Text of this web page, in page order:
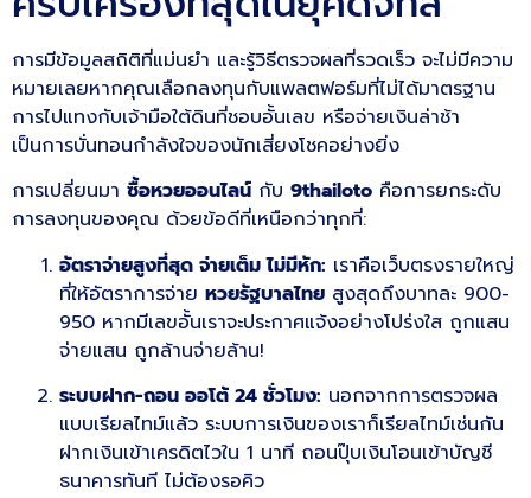
การมีข้อมูลสถิติที่แม่นยำ และรู้วิธีตรวจผลที่รวดเร็ว จะไม่มีความ
หมายเลยหากคุณเลือกลงทุนกับแพลตฟอร์มที่ไม่ได้มาตรฐาน
การไปแทงกับเจ้ามือใต้ดินที่ชอบอั้นเลข หรือจ่ายเงินล่าช้า
เป็นการบั่นทอนกำลังใจของนักเสี่ยงโชคอย่างยิ่ง
การเปลี่ยนมา ซื้อหวยออนไลน์ กับ 9thailoto คือการยกระดับ
การลงทุนของคุณ ด้วยข้อดีที่เหนือกว่าทุกที่:
อัตราจ่ายสูงที่สุด จ่ายเต็ม ไม่มีหัก: เราคือเว็บตรงรายใหญ่
ที่ให้อัตราการจ่าย หวยรัฐบาลไทย สูงสุดถึงบาทละ 900-
950 หากมีเลขอั้นเราจะประกาศแจ้งอย่างโปร่งใส ถูกแสน
จ่ายแสน ถูกล้านจ่ายล้าน!
ระบบฝาก-ถอน ออโต้ 24 ชั่วโมง: นอกจากการตรวจผล
แบบเรียลไทม์แล้ว ระบบการเงินของเราก็เรียลไทม์เช่นกัน
ฝากเงินเข้าเครดิตไวใน 1 นาที ถอนปุ๊บเงินโอนเข้าบัญชี
ธนาคารทันที ไม่ต้องรอคิว